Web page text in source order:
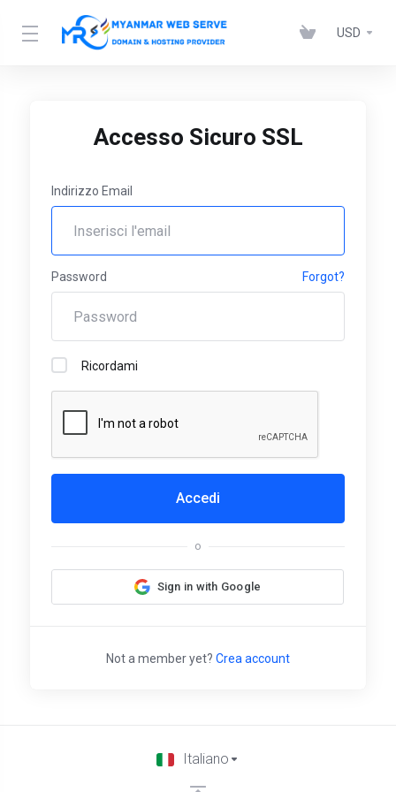
USD
Accesso Sicuro SSL
Indirizzo Email
Password Forgot?
Ricordami
Accedi
o
Sign in with Google
Not a member yet? Crea account
Italiano